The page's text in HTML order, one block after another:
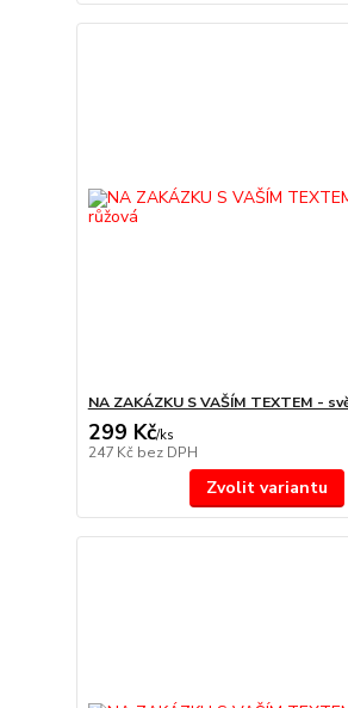
NA ZAKÁZKU S VAŠÍM TEXTEM -
299 Kč/ks
247 Kč bez DPH
Zvolit variantu